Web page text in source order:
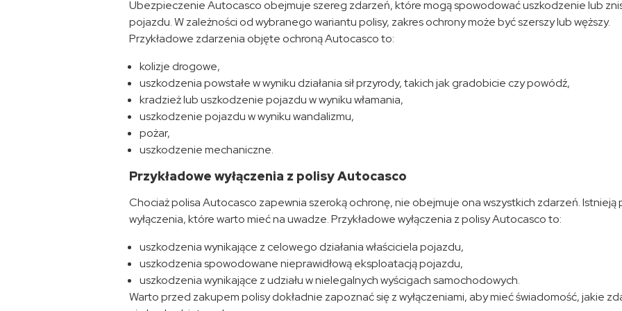
Ubezpieczenie Autocasco obejmuje szereg zdarzeń, które mogą spowodować uszkodzenie lub
pojazdu. W zależności od wybranego wariantu polisy, zakres ochrony może być szerszy lub węższy.
Przykładowe zdarzenia objęte ochroną Autocasco to:
kolizje drogowe,
uszkodzenia powstałe w wyniku działania sił przyrody, takich jak gradobicie czy powódź,
kradzież lub uszkodzenie pojazdu w wyniku włamania,
uszkodzenie pojazdu w wyniku wandalizmu,
pożar,
uszkodzenie mechaniczne.
Przykładowe wyłączenia z polisy Autocasco
Chociaż polisa Autocasco zapewnia szeroką ochronę, nie obejmuje ona wszystkich zdarzeń. Istnieją
wyłączenia, które warto mieć na uwadze. Przykładowe wyłączenia z polisy Autocasco to:
uszkodzenia wynikające z celowego działania właściciela pojazdu,
uszkodzenia spowodowane nieprawidłową eksploatacją pojazdu,
uszkodzenia wynikające z udziału w nielegalnych wyścigach samochodowych.
Warto przed zakupem polisy dokładnie zapoznać się z wyłączeniami, aby mieć świadomość, jakie